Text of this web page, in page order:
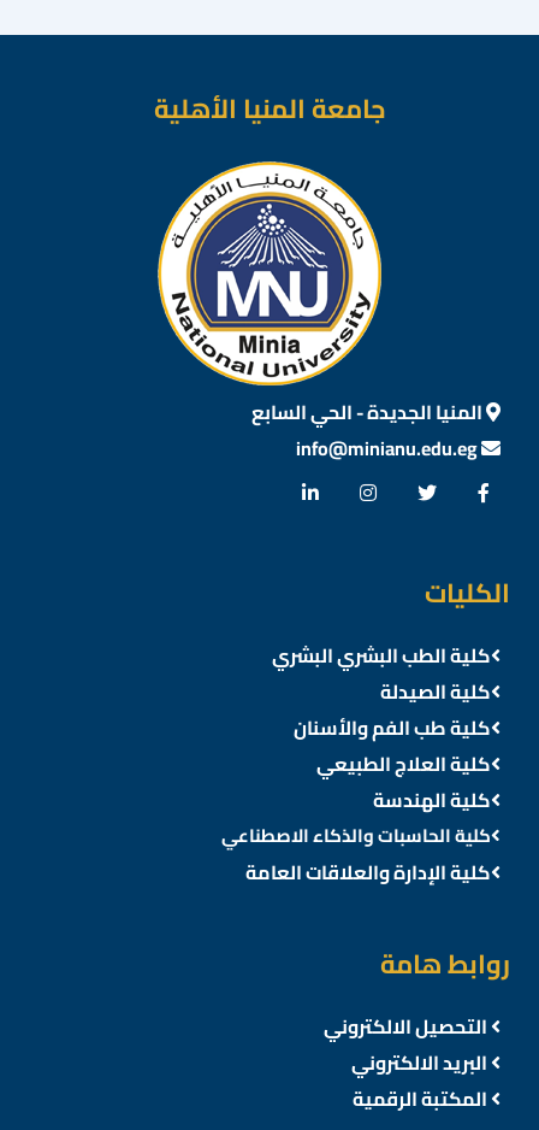
جامعة المنيا الأهلية
المنيا الجديدة - الحي السابع
الكليات
كلية الطب البشري البشري
كلية الصيدلة
كلية طب الفم والأسنان
كلية العلاج الطبيعي
كلية الهندسة
كلية الحاسبات والذكاء الاصطناعي
كلية الإدارة والعلاقات العامة
روابط هامة
التحصيل الالكتروني
البريد الالكتروني
المكتبة الرقمية